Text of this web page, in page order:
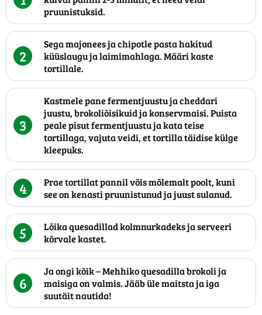
pruunistuksid.
2
Sega majonees ja chipotle pasta hakitud
küüslaugu ja laimimahlaga. Määri kaste
tortillale.
3
Kastmele pane fermentjuustu ja cheddari
juustu, brokoliõisikuid ja konservmaisi. Puista
peale pisut fermentjuustu ja kata teise
tortillaga, vajuta veidi, et tortilla täidise külge
kleepuks.
4
Prae tortillat pannil võis mõlemalt poolt, kuni
see on kenasti pruunistunud ja juust sulanud.
5
Lõika quesadillad kolmnurkadeks ja serveeri
kõrvale kastet.
6
Ja ongi kõik – Mehhiko quesadilla brokoli ja
maisiga on valmis. Jääb üle maitsta ja iga
suutäit nautida!